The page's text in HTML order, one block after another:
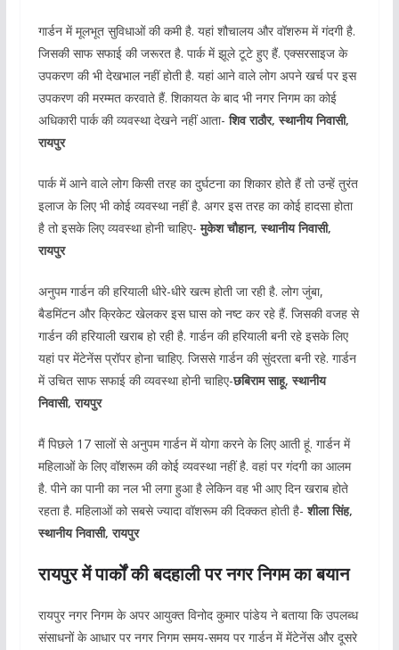
गार्डन में मूलभूत सुविधाओं की कमी है. यहां शौचालय और वॉशरुम में गंदगी है.
जिसकी साफ सफाई की जरूरत है. पार्क में झूले टूटे हुए हैं. एक्सरसाइज के
उपकरण की भी देखभाल नहीं होती है. यहां आने वाले लोग अपने खर्च पर इस
उपकरण की मरम्मत करवाते हैं. शिकायत के बाद भी नगर निगम का कोई
अधिकारी पार्क की व्यवस्था देखने नहीं आता-शिव राठौर, स्थानीय निवासी,
रायपुर
पार्क में आने वाले लोग किसी तरह का दुर्घटना का शिकार होते हैं तो उन्हें तुरंत
इलाज के लिए भी कोई व्यवस्था नहीं है. अगर इस तरह का कोई हादसा होता
है तो इसके लिए व्यवस्था होनी चाहिए-मुकेश चौहान, स्थानीय निवासी,
रायपुर
अनुपम गार्डन की हरियाली धीरे-धीरे खत्म होती जा रही है. लोग जुंबा,
बैडमिंटन और क्रिकेट खेलकर इस घास को नष्ट कर रहे हैं. जिसकी वजह से
गार्डन की हरियाली खराब हो रही है. गार्डन की हरियाली बनी रहे इसके लिए
यहां पर मेंटेनेंस प्रॉपर होना चाहिए. जिससे गार्डन की सुंदरता बनी रहे. गार्डन
में उचित साफ सफाई की व्यवस्था होनी चाहिए-छबिराम साहू, स्थानीय
निवासी, रायपुर
मैं पिछले 17 सालों से अनुपम गार्डन में योगा करने के लिए आती हूं. गार्डन में
महिलाओं के लिए वॉशरूम की कोई व्यवस्था नहीं है. वहां पर गंदगी का आलम
है. पीने का पानी का नल भी लगा हुआ है लेकिन वह भी आए दिन खराब होते
रहता है. महिलाओं को सबसे ज्यादा वॉशरूम की दिक्कत होती है-शीला सिंह,
स्थानीय निवासी, रायपुर
रायपुर में पार्कों की बदहाली पर नगर निगम का बयान
रायपुर नगर निगम के अपर आयुक्त विनोद कुमार पांडेय ने बताया कि उपलब्ध
संसाधनों के आधार पर नगर निगम समय-समय पर गार्डन में मेंटेनेंस और दूसरे